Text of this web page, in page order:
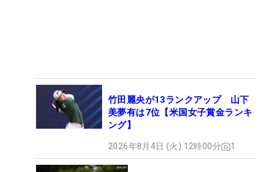
竹田麗央が13ランクアップ 山下
美夢有は7位【米国女子賞金ランキ
ング】
2026年8月4日 (火) 12時00分 1